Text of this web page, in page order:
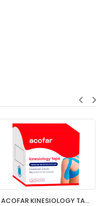
ACOFAR KINESIOLOGY TAPE VENDAJE 1 UNIDAD 5 M X 5 CM COLOR AZUL